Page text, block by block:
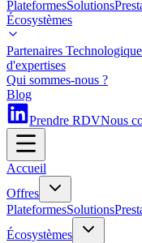
PlateformesSolutions
Écosystèmes
Partenaires
d'expertises
Qui sommes-nous ?
Blog
Prendre RDVNous
Accueil
Offres
PlateformesSolutions
Écosystèmes